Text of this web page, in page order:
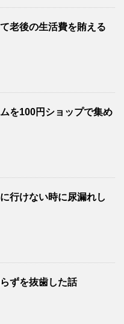
老後の生活費を賄える
を100円ショップで集め
行けない時に尿漏れし
ずを抜歯した話